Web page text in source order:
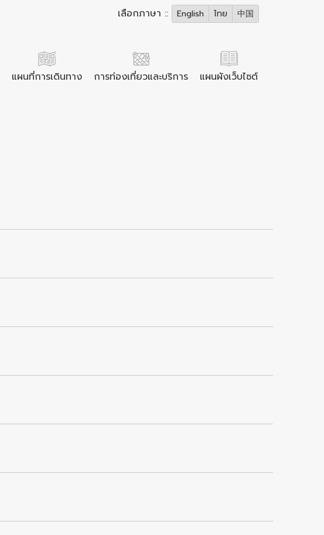
เลือกภาษา :: English ไทย 中国
แผนที่การเดินทาง การท่องเที่ยวและบริการ แผนผังเว็บไซต์